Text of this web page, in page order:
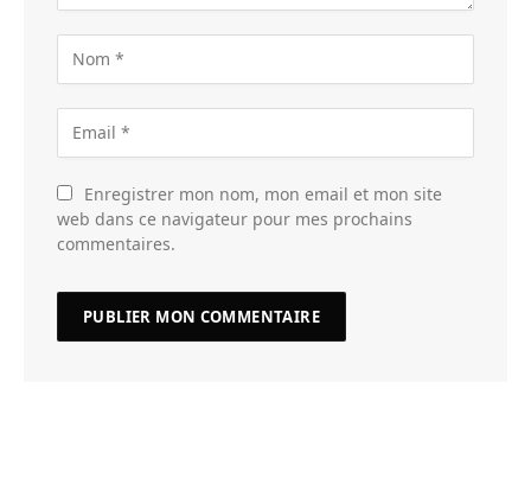
Enregistrer mon nom, mon email et mon site
web dans ce navigateur pour mes prochains
commentaires.